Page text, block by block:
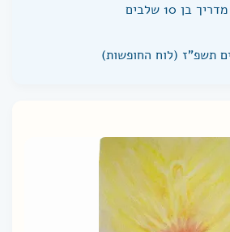
10 שלבים
תשפ"ז (לוח החופשות)